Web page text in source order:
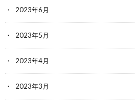
2023年6月
2023年5月
2023年4月
2023年3月